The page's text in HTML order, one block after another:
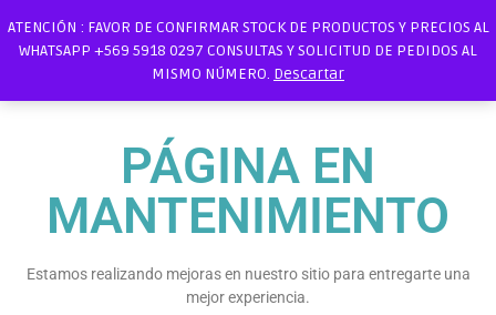
ATENCIÓN : FAVOR DE CONFIRMAR STOCK DE PRODUCTOS Y PRECIOS AL
WHATSAPP +569 5918 0297 CONSULTAS Y SOLICITUD DE PEDIDOS AL
MISMO NÚMERO. Descartar
PÁGINA EN
MANTENIMIENTO
Estamos realizando mejoras en nuestro sitio para entregarte una
mejor experiencia.